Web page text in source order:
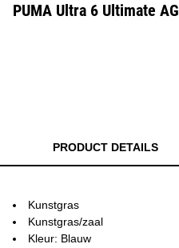
PUMA Ultra 6 Ultimate AG
PRODUCT DETAILS
Kunstgras
Kunstgras/zaal
Kleur: Blauw